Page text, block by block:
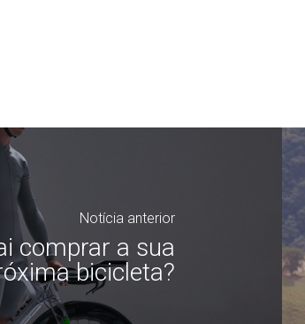
Notícia anterior
comprar a sua
bicicleta?